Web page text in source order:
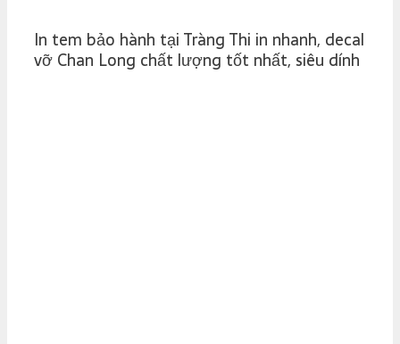
In tem bảo hành tại Tràng Thi in nhanh, decal
vỡ Chan Long chất lượng tốt nhất, siêu dính